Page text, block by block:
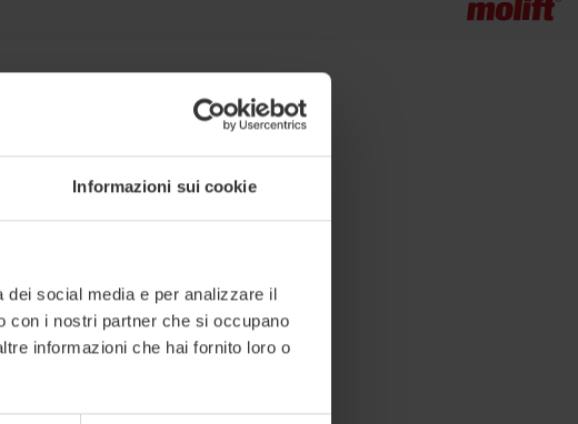
Informazioni sui cookie
social media e per analizzare il
con i nostri partner che si occupano
informazioni che hai fornito loro o